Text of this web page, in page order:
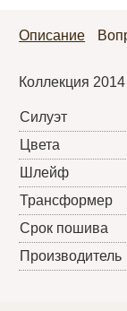
Описание
Коллекция 2014
Силуэт
Цвета
Шлейф
Трансформер
Срок пошива
Производитель